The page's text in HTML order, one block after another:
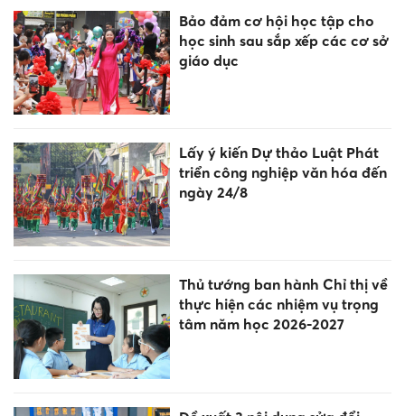
Bảo đảm cơ hội học tập cho
học sinh sau sắp xếp các cơ sở
giáo dục
Lấy ý kiến Dự thảo Luật Phát
triển công nghiệp văn hóa đến
ngày 24/8
Thủ tướng ban hành Chỉ thị về
thực hiện các nhiệm vụ trọng
tâm năm học 2026-2027